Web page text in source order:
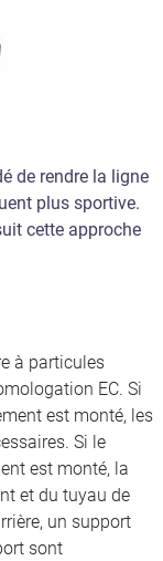
de rendre la ligne
plus sportive.
cette approche
à particules
EC. Si
est monté, les
Si le
est monté, la
et du tuyau de
un support
sont